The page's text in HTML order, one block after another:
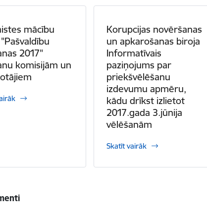
mācību
2017"
komisijām un
Korupcijas novēršanas
un apkarošanas biroja
Informatīvais
paziņojums par
priekšvēlēšanu
izdevumu apmēru,
kādu drīkst izlietot
2017.gada 3.jūnija
vēlēšanām
Skatīt vairāk